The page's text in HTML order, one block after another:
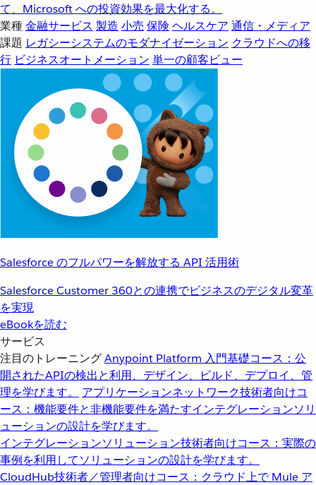
て、Microsoft への投資効果を最大化する。
業種金融サービス 製造 小売 保険 ヘルスケア 通信・メディア
課題 レガシーシステムのモダナイゼーション クラウドへの移
行 ビジネスオートメーション 単一の顧客ビュー
Salesforce のフルパワーを解放する API 活用術
Salesforce Customer 360との連携でビジネスのデジタル変革
を実現
eBookを読む
サービス
注目のトレーニングAnypoint Platform 入門基礎コース：公
開されたAPIの検出と利用、デザイン、ビルド、デプロイ、管
理を学びます。
アプリケーションネットワーク技術者向けコ
ース：機能要件と非機能要件を満たすインテグレーションソリ
ューションの設計を学びます。
インテグレーションソリューション技術者向けコース：実際の
事例を利用してソリューションの設計を学びます。
CloudHub技術者／管理者向けコース：クラウド上で Mule ア